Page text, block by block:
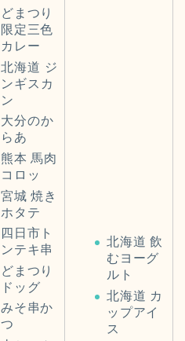
どまつり
限定三色
カレー
北海道 ジ
ンギスカ
ン
大分のか
らあ
熊本 馬肉
コロッ
宮城 焼き
ホタテ
四日市ト
ンテキ串
どまつり
ドッグ
みそ串か
つ
北海道 飲
むヨーグ
ルト
北海道 カ
ップアイ
ス